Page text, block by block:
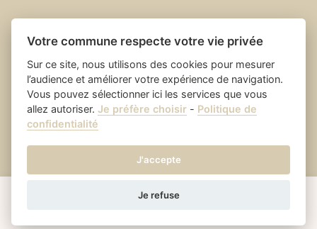
Place du village la solution web
et appli des collectivités
- Saint Laurent
Mentions légales- Gestion des cookies
Votre commune respecte votre vie privée
Sur ce site, nous utilisons des cookies pour mesurer
l’audience et améliorer votre expérience de navigation.
Vous pouvez sélectionner ici les services que vous
allez autoriser.Je préfère choisir - Politique de
confidentialité
J'accepte
Je refuse